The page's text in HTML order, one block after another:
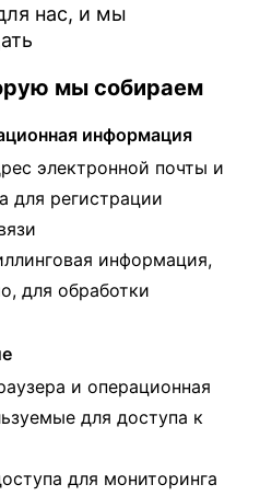
нас, и мы
мы собираем
информация
электронной почты и
для регистрации
информация,
для обработки
и операционная
для доступа к
для мониторинга